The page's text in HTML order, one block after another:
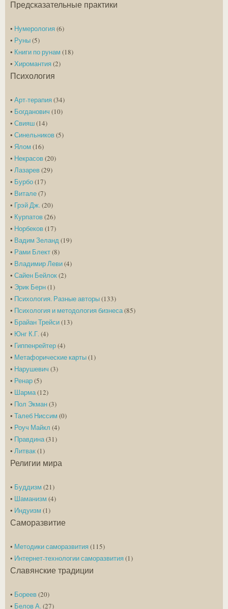
Предсказательные практики
• Нумерология(6)
• Руны(5)
• Книги по рунам (18)
• Хиромантия(2)
Психология
• Арт-терапия(34)
• Богданович (10)
• Свияш(14)
• Синельников(5)
• Ялом (16)
• Некрасов(20)
• Лазарев(29)
• Бурбо(17)
• Витале(7)
• Грэй Дж. (20)
• Курпатов(26)
• Норбеков(17)
• Вадим Зеланд (19)
• Рами Блект(8)
• Владимир Леви(4)
• Сайен Бейлок(2)
• Эрик Берн(1)
• Психология. Разные авторы(133)
• Психология и методология бизнеса(85)
• Брайан Трейси(13)
• Юнг К.Г. (4)
• Гиппенрейтер(4)
• Метафорические карты(1)
• Нарушевич (3)
• Ренар(5)
• Шарма(12)
• Пол Экман(3)
• Талеб Ниссим (0)
• Роуч Майкл (4)
• Правдина(31)
• Литвак(1)
Религии мира
• Буддизм (21)
• Шаманизм (4)
• Индуизм (1)
Саморазвитие
• Методики саморазвития(115)
• Интернет-технологии саморазвития(1)
Славянские традиции
• Бореев(20)
• Белов А. (27)